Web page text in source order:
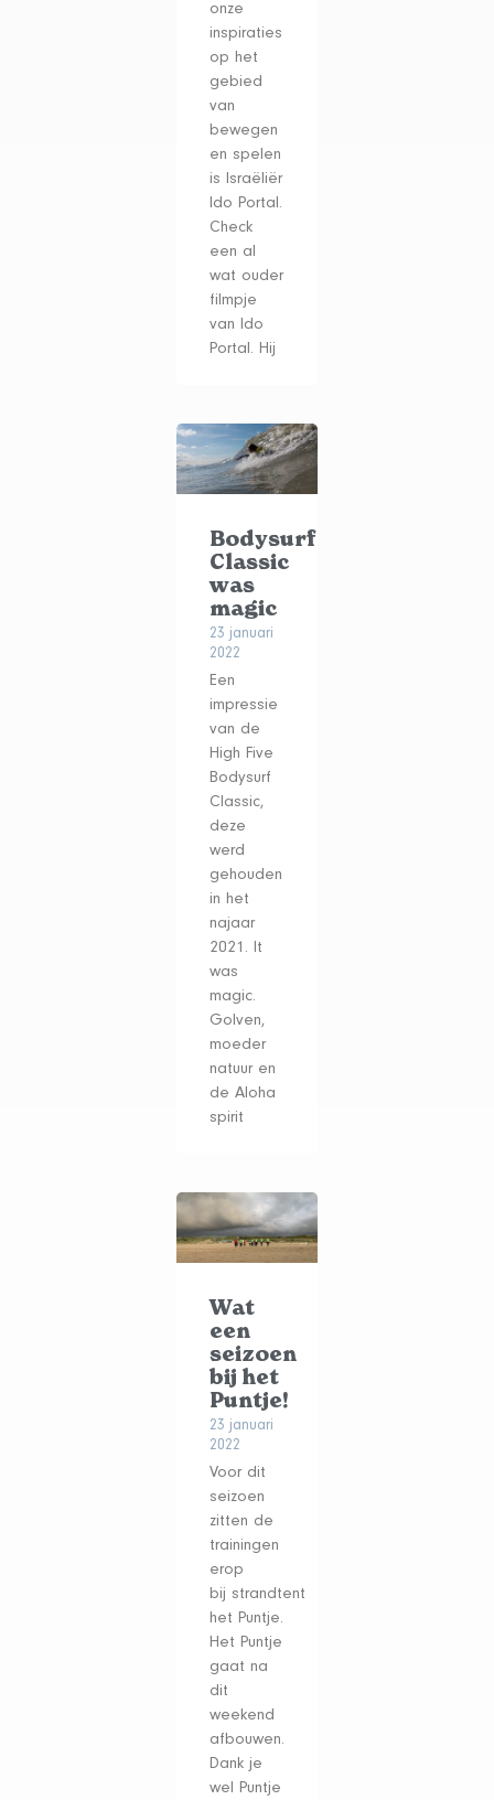
onze
inspiraties
op het
gebied
van
bewegen
en spelen
is Israëliër
Ido Portal.
Check
een al
wat ouder
filmpje
van Ido
Portal. Hij
Bodysurf
Classic
was
magic
23 januari
2022
Een
impressie
van de
High Five
Bodysurf
Classic,
deze
werd
gehouden
in het
najaar
2021. It
was
magic.
Golven,
moeder
natuur en
de Aloha
spirit
Wat
een
seizoen
bij het
Puntje!
23 januari
2022
Voor dit
seizoen
zitten de
trainingen
erop
bij strandtent
het Puntje.
Het Puntje
gaat na
dit
weekend
afbouwen.
Dank je
wel Puntje